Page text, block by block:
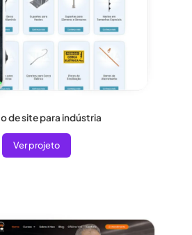
de site para indústria
Ver projeto